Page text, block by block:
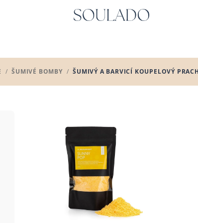
/ ŠUMIVÉ BOMBY / ŠUMIVÝ A BARVICÍ KOUPELOVÝ